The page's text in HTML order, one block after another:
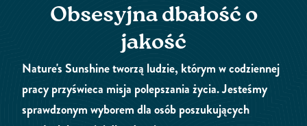
Obsesyjna dbałość o
jakość
Nature's Sunshine tworzą ludzie, którym w codziennej
pracy przyświeca misja polepszania życia. Jesteśmy
sprawdzonym wyborem dla osób poszukujących